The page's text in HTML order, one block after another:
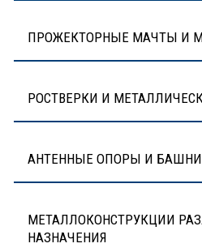
ПРОЖЕКТОРНЫЕ МАЧТЫ И
РОСТВЕРКИ И
АНТЕННЫЕ ОПОРЫ И БАШНИ
МЕТАЛЛОКОНСТРУКЦИИ
НАЗНАЧЕНИЯ